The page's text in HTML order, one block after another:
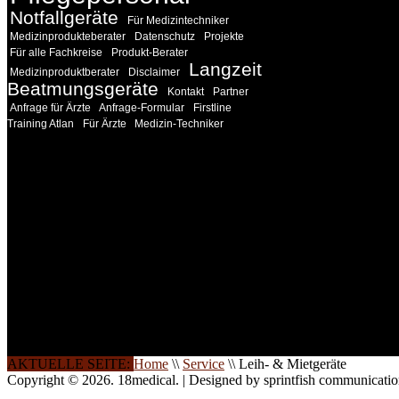
Notfallgeräte
Für Medizintechniker
Medizinprodukteberater
Datenschutz
Projekte
Für alle Fachkreise
Produkt-Berater
Medizinproduktberater
Disclaimer
Langzeit
Beatmungsgeräte
Kontakt
Partner
Anfrage für Ärzte
Anfrage-Formular
Firstline
Training Atlan
Für Ärzte Medizin-Techniker
AKTUELLE SEITE: Home \\ Service \\ Leih- & Mietgeräte
Copyright © 2026. 18medical. | Designed by sprintfish